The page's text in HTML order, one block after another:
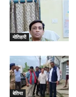
मोतिहारी
बेतिया